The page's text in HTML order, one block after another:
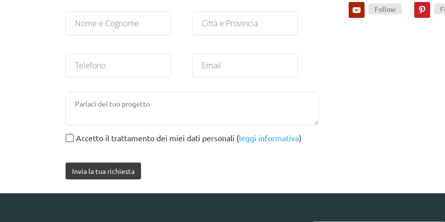
Accetto il trattamento dei miei dati personali (leggi informativa)
Invia la tua richiesta
Follow